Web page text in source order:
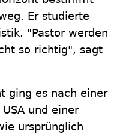
Er studierte
"Pastor werden
so richtig", sagt
ging es nach einer
und einer
ursprünglich